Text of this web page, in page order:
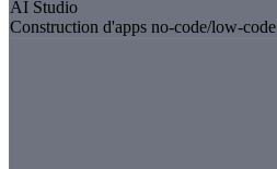
AI Studio
Construction d'apps no-code/low-code